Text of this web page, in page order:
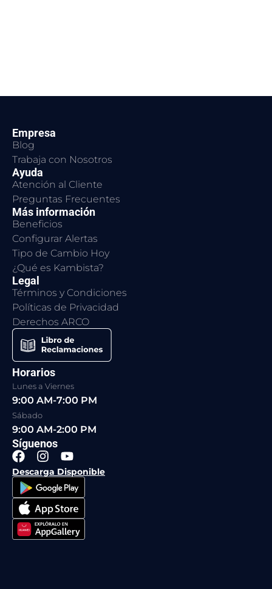
Empresa
Blog
Trabaja con Nosotros
Ayuda
Atención al Cliente
Preguntas Frecuentes
Más información
Beneficios
Configurar Alertas
Tipo de Cambio Hoy
¿Qué es Kambista?
Legal
Términos y Condiciones
Políticas de Privacidad
Derechos ARCO
Horarios
Lunes a Viernes
9:00 AM-7:00 PM
Sábado
9:00 AM-2:00 PM
Síguenos
F
a
c
e
b
o
o
k
I
n
s
t
a
g
r
a
Y
o
u
t
u
b
e
Descarga Disponible